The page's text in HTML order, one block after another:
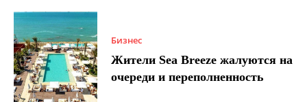
Бизнес
Жители Sea Breeze жалуются на
очереди и переполненность